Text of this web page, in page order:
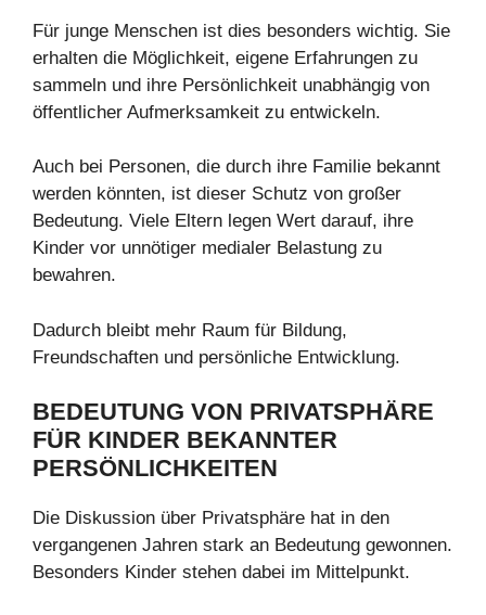
Für junge Menschen ist dies besonders wichtig. Sie
erhalten die Möglichkeit, eigene Erfahrungen zu
sammeln und ihre Persönlichkeit unabhängig von
öffentlicher Aufmerksamkeit zu entwickeln.
Auch bei Personen, die durch ihre Familie bekannt
werden könnten, ist dieser Schutz von großer
Bedeutung. Viele Eltern legen Wert darauf, ihre
Kinder vor unnötiger medialer Belastung zu
bewahren.
Dadurch bleibt mehr Raum für Bildung,
Freundschaften und persönliche Entwicklung.
BEDEUTUNG VON PRIVATSPHÄRE
FÜR KINDER BEKANNTER
PERSÖNLICHKEITEN
Die Diskussion über Privatsphäre hat in den
vergangenen Jahren stark an Bedeutung gewonnen.
Besonders Kinder stehen dabei im Mittelpunkt.